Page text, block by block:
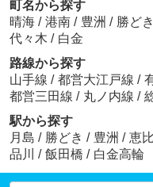
町名から探す
晴海 / 港南 / 豊洲 / 勝どき
代々木 / 白金
路線から探す
山手線 / 都営大江戸線 /
都営三田線 / 丸ノ内線 /
駅から探す
月島 / 勝どき / 豊洲 / 恵
品川
/ 飯田橋 / 白金高輪